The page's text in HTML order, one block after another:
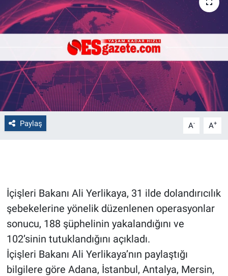
Paylaş A- A+
İçişleri Bakanı Ali Yerlikaya, 31 ilde dolandırıcılık
şebekelerine yönelik düzenlenen operasyonlar
sonucu, 188 şüphelinin yakalandığını ve
102’sinin tutuklandığını açıkladı.
İçişleri Bakanı Ali Yerlikaya’nın paylaştığı
bilgilere göre Adana, İstanbul, Antalya, Mersin,
Bilecik
Gezi
Genel
Çevre
Bilim ve Teknoloji